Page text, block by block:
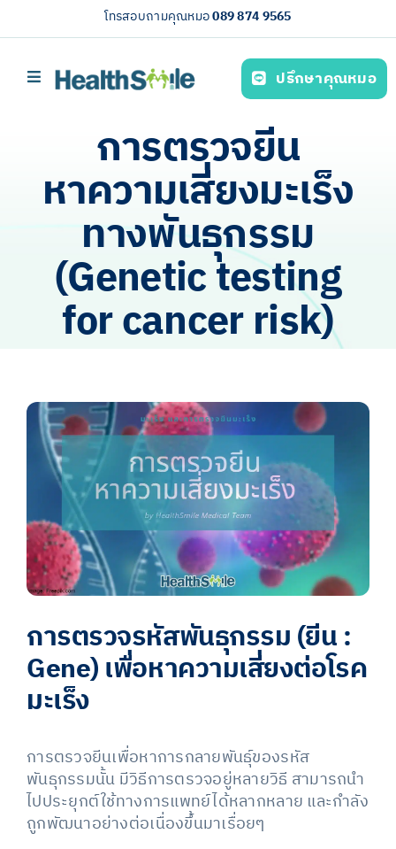
to
โทรสอบถามคุณหมอ089 874 9565
Toggle
บริการของเรา (Our services)
ความรู้สุขภาพ
เกี่ยวกับเรา
ไทย
ปรึกษาคุณหมอ
การตรวจยีน
หาความเสี่ยงมะเร็ง
ทางพันธุกรรม
(Genetic testing
for cancer risk)
View
Larger
Image
การตรวจรหัสพันธุกรรม (ยีน :
Gene) เพื่อหาความเสี่ยงต่อโรค
มะเร็ง
การตรวจยีนเพื่อหาการกลายพันธุ์ของรหัส
พันธุกรรมนั้น มีวิธีการตรวจอยู่หลายวิธี สามารถนำ
ไปประยุกต์ใช้ทางการแพทย์ได้หลากหลาย และกำลัง
ถูกพัฒนาอย่างต่อเนื่องขึ้นมาเรื่อยๆ